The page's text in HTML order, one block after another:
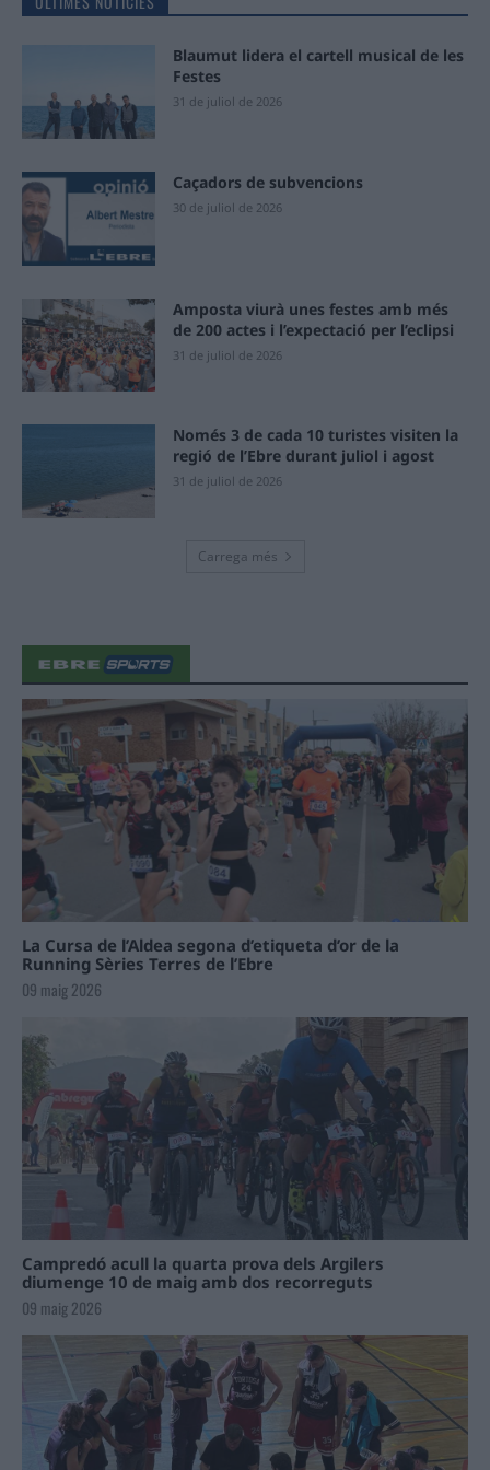
Blaumut lidera el cartell musical de les
Festes
31 de juliol de 2026
Caçadors de subvencions
30 de juliol de 2026
Amposta viurà unes festes amb més
de 200 actes i l’expectació per l’eclipsi
31 de juliol de 2026
Només 3 de cada 10 turistes visiten la
regió de l’Ebre durant juliol i agost
31 de juliol de 2026
Carrega més
La Cursa de l’Aldea segona d’etiqueta d’or de la
Running Sèries Terres de l’Ebre
09 maig 2026
Campredó acull la quarta prova dels Argilers
diumenge 10 de maig amb dos recorreguts
09 maig 2026